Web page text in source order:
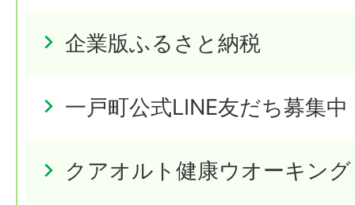
企業版ふるさと納税
一戸町公式LINE友だち募集中
クアオルト健康ウオーキング